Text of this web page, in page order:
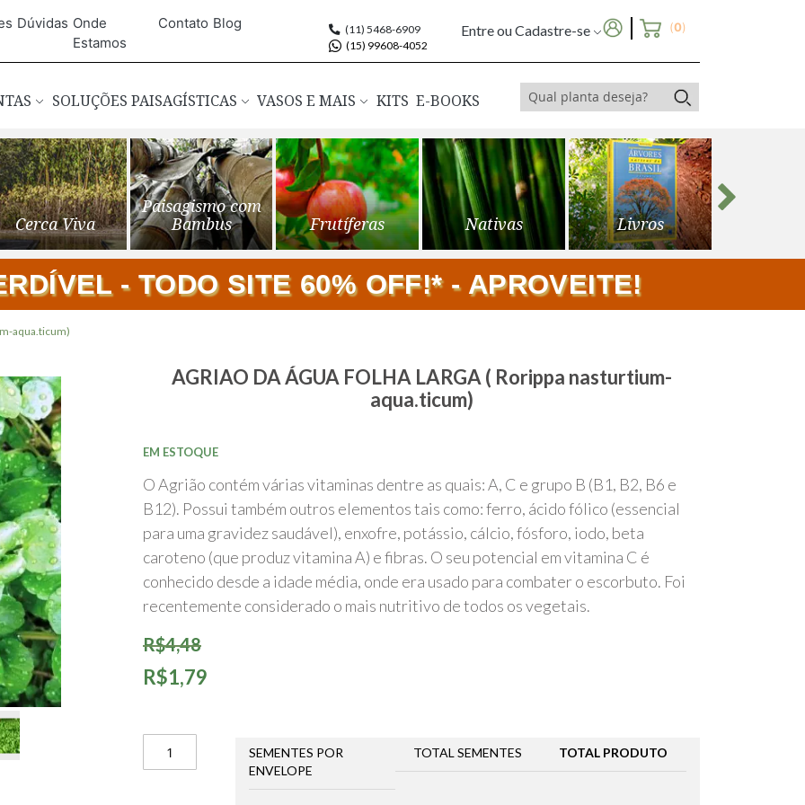
Dúvidas Onde
Estamos
Contato Blog
(11) 5468-6909
(15) 99608-4052
Entre ou Cadastre-se (0)
SOLUÇÕES PAISAGÍSTICAS VASOS E MAIS KITS E-BOOKS
Cerca Viva
Paisagismo com
Bambus
Frutíferas Nativas Livros
- TODO SITE 60% OFF!* - APROVEITE!
aqua.ticum)
AGRIAO DA ÁGUA FOLHA LARGA ( Rorippa nasturtium-
aqua.ticum)
R$4,48
R$1,79
EM ESTOQUE
O Agrião contém várias vitaminas dentre as quais: A, C e grupo B (B1, B2, B6 e
B12). Possui também outros elementos tais como: ferro, ácido fólico (essencial
para uma gravidez saudável), enxofre, potássio, cálcio, fósforo, iodo, beta
caroteno (que produz vitamina A) e fibras. O seu potencial em vitamina C é
conhecido desde a idade média, onde era usado para combater o escorbuto. Foi
recentemente considerado o mais nutritivo de todos os vegetais.
SEMENTES POR
ENVELOPE
TOTAL SEMENTES TOTAL PRODUTO